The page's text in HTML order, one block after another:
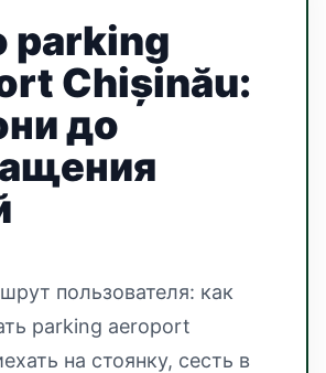
parking
Chișinău:
до
пользователя: как
parking aeroport
на стоянку, сесть в